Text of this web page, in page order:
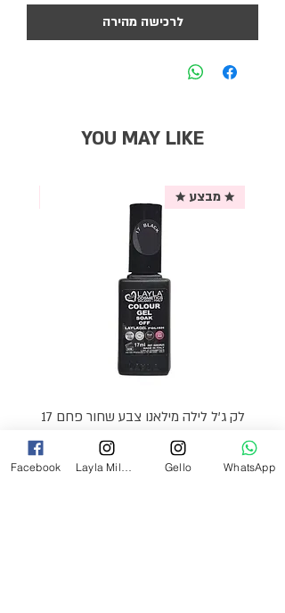
לרכישה מהירה
YOU MAY LIKE
★ מבצע ★
לק ג'ל לילה מילאנו צבע שחור פחם 17
מ"ל Black - 17
מחיר₪69.00
Facebook Gello WhatsApp